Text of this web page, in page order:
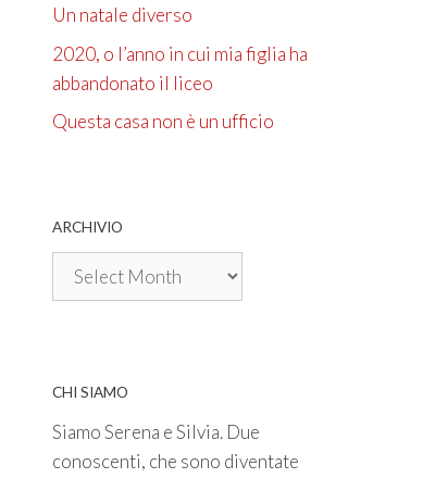
Un natale diverso
2020, o l’anno in cui mia figlia ha
abbandonato il liceo
Questa casa non è un ufficio
ARCHIVIO
Archivio
CHI SIAMO
Siamo Serena e Silvia. Due
conoscenti, che sono diventate